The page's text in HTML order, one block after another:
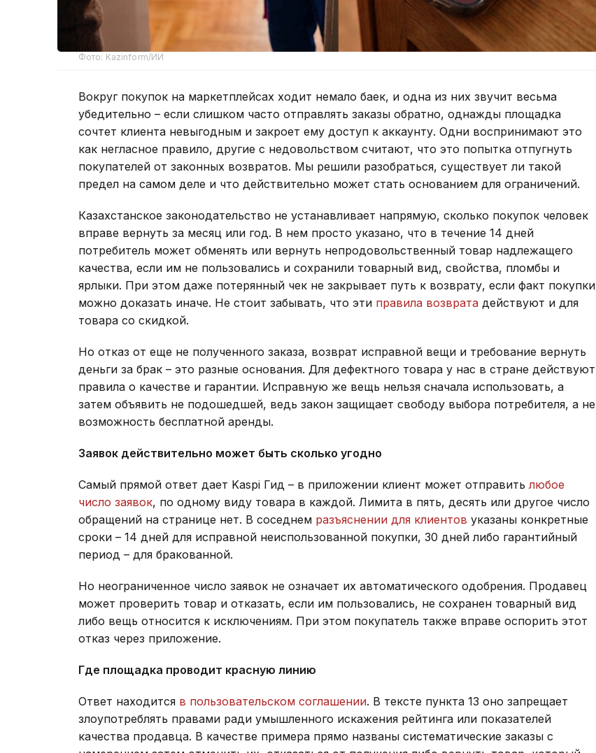
Фото: Kazinform/ИИ
Вокруг покупок на маркетплейсах ходит немало баек, и одна из них звучит весьма
убедительно – если слишком часто отправлять заказы обратно, однажды площадка
сочтет клиента невыгодным и закроет ему доступ к аккаунту. Одни воспринимают это
как негласное правило, другие с недовольством считают, что это попытка отпугнуть
покупателей от законных возвратов. Мы решили разобраться, существует ли такой
предел на самом деле и что действительно может стать основанием для ограничений.
Казахстанское законодательство не устанавливает напрямую, сколько покупок человек
вправе вернуть за месяц или год. В нем просто указано, что в течение 14 дней
потребитель может обменять или вернуть непродовольственный товар надлежащего
качества, если им не пользовались и сохранили товарный вид, свойства, пломбы и
ярлыки. При этом даже потерянный чек не закрывает путь к возврату, если факт покупки
можно доказать иначе. Не стоит забывать, что эти правила возврата действуют и для
товара со скидкой.
Но отказ от еще не полученного заказа, возврат исправной вещи и требование вернуть
деньги за брак – это разные основания. Для дефектного товара у нас в стране действуют
правила о качестве и гарантии. Исправную же вещь нельзя сначала использовать, а
затем объявить не подошедшей, ведь закон защищает свободу выбора потребителя, а не
возможность бесплатной аренды.
Заявок действительно может быть сколько угодно
Самый прямой ответ дает Kaspi Гид – в приложении клиент может отправить любое
число заявок, по одному виду товара в каждой. Лимита в пять, десять или другое число
обращений на странице нет. В соседнем разъяснении для клиентов указаны конкретные
сроки – 14 дней для исправной неиспользованной покупки, 30 дней либо гарантийный
период – для бракованной.
Но неограниченное число заявок не означает их автоматического одобрения. Продавец
может проверить товар и отказать, если им пользовались, не сохранен товарный вид
либо вещь относится к исключениям. При этом покупатель также вправе оспорить этот
отказ через приложение.
Где площадка проводит красную линию
Ответ находится в пользовательском соглашении. В тексте пункта 13 оно запрещает
злоупотреблять правами ради умышленного искажения рейтинга или показателей
качества продавца. В качестве примера прямо названы систематические заказы с